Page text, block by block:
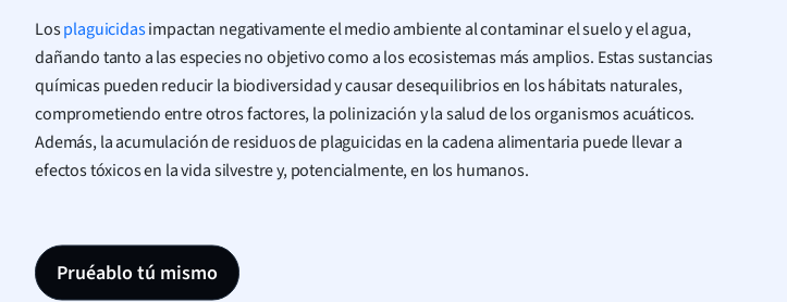
Losplaguicidasimpactan negativamente el medio ambiente al contaminar el suelo y el agua,
dañando tanto a las especies no objetivo como a los ecosistemas más amplios. Estas sustancias
químicas pueden reducir la biodiversidad y causar desequilibrios en los hábitats naturales,
comprometiendo entre otros factores, la polinización y la salud de los organismos acuáticos.
Además, la acumulación de residuos de plaguicidas en la cadena alimentaria puede llevar a
efectos tóxicos en la vida silvestre y, potencialmente, en los humanos.
Pruéablo tú mismo